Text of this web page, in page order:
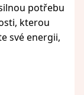
potřebu
kterou
své energii,